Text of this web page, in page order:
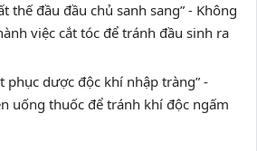
thế đầu đầu chủ sanh sang” - Không
việc cắt tóc để tránh đầu sinh ra
phục dược độc khí nhập tràng” -
uống thuốc để tránh khí độc ngấm